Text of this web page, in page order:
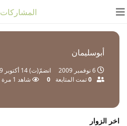
أبوسليمان
6 نوفمبر 2009 انضمّ(ت)14 أكتوبر 2009
0تمت المتابعة 0 شاهد 1 مرة
المشاركات
اخر الزوار